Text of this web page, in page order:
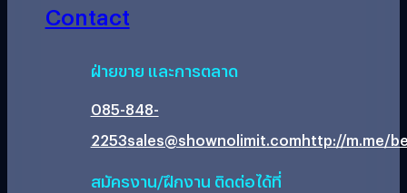
Contact
ฝ่ายขาย และการตลาด
085-848-
2253sales@shownolimit.comhttp://m.me/
สมัครงาน/ฝึกงาน ติดต่อได้ที่